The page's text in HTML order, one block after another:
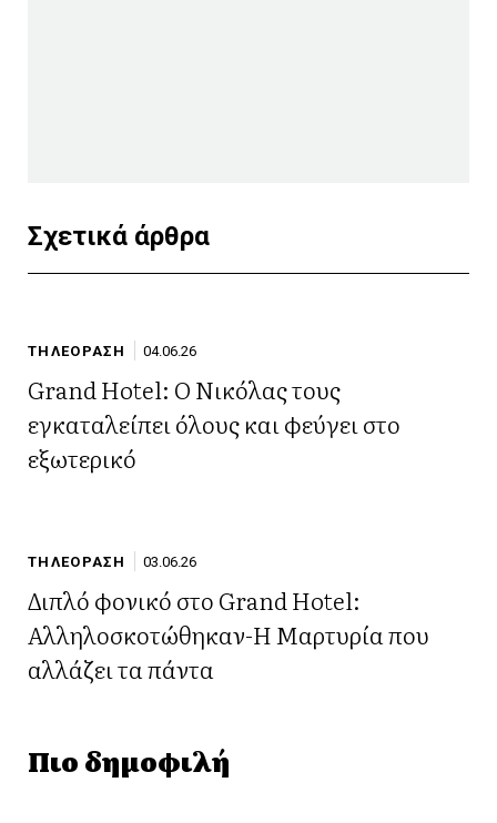
Σχετικά άρθρα
ΤΗΛΕΟΡΑΣΗ 04.06.26
Grand Hotel: Ο Νικόλας τους
εγκαταλείπει όλους και φεύγει στο
εξωτερικό
ΤΗΛΕΟΡΑΣΗ 03.06.26
Διπλό φονικό στο Grand Hotel:
Αλληλοσκοτώθηκαν-Η Μαρτυρία που
αλλάζει τα πάντα
Πιο δημοφιλή